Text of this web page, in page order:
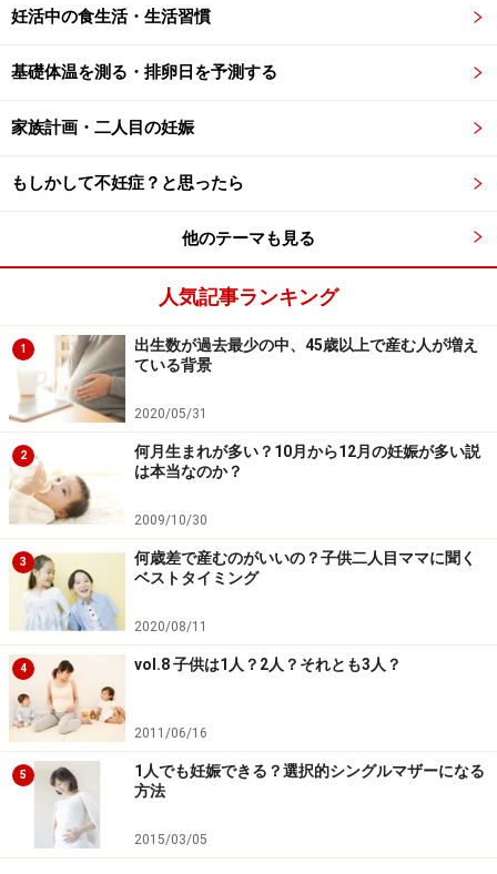
妊活中の食生活・生活習慣
基礎体温を測る・排卵日を予測する
家族計画・二人目の妊娠
もしかして不妊症？と思ったら
他のテーマも見る
人気記事ランキング
1
出生数が過去最少の中、45歳以上で産む人が増え
ている背景
2020/05/31
2
何月生まれが多い？10月から12月の妊娠が多い説
は本当なのか？
2009/10/30
3
何歳差で産むのがいいの？子供二人目ママに聞く
ベストタイミング
2020/08/11
4 vol.8 子供は1人？2人？それとも3人？
2011/06/16
5
1人でも妊娠できる？選択的シングルマザーになる
方法
2015/03/05